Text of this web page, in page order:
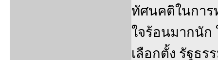
ทัศนคติในการ
ใจร้อนมากนัก
เลือกตั้ง รัฐธ